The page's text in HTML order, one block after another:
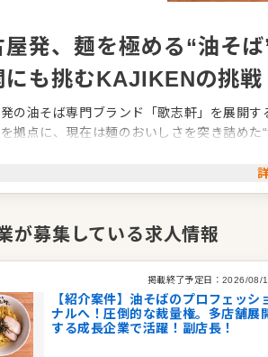
屋発、麺を極める“油そ
にも挑むKAJIKENの挑戦
の油そば専門ブランド「歌志軒」を展開
拠点に、現在は麺のおいしさを突き詰め
一貫して追求するのは「3つの楽しさ」
る拡大も視野に入れ、グローバル戦略と
態
ラーメン、ラーメン
「油そば専門店」の運営・FC店舗管理
が募集している求人情報
掲載終了予定日： 2026/08/
【紹介案件】油そばのプロフェッシ
ナルへ！圧倒的な裁量権。多店舗展
する成長企業で活躍！副店長！